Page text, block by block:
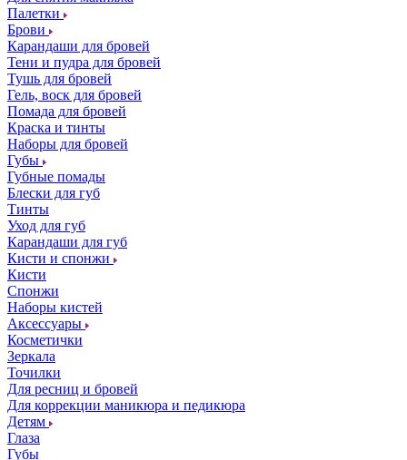
Палетки
Брови
Карандаши для бровей
Тени и пудра для бровей
Тушь для бровей
Гель, воск для бровей
Помада для бровей
Краска и тинты
Наборы для бровей
Губы
Губные помады
Блески для губ
Тинты
Уход для губ
Карандаши для губ
Кисти и спонжи
Кисти
Спонжи
Наборы кистей
Аксессуары
Косметички
Зеркала
Точилки
Для ресниц и бровей
Для коррекции маникюра и педикюра
Детям
Глаза
Губы